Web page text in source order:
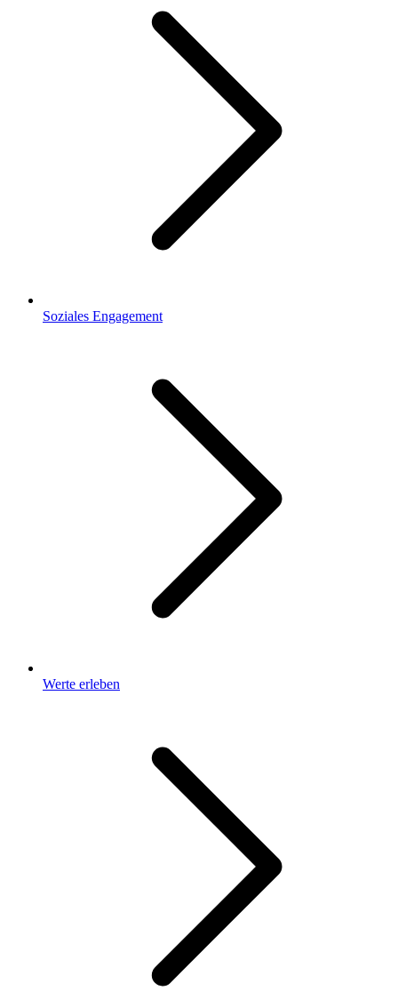
Soziales Engagement
Werte erleben